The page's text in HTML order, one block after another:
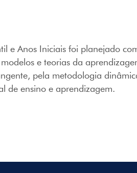
e Anos Iniciais foi planejado
e teorias da
pela metodologia
de ensino e aprendizagem.